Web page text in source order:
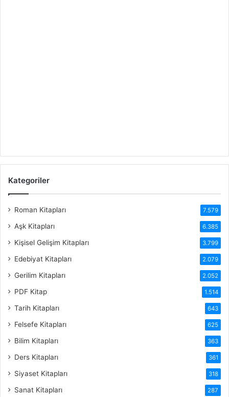
Kategoriler
Roman Kitapları 7.579
Aşk Kitapları 6.385
Kişisel Gelişim Kitapları 3.799
Edebiyat Kitapları 2.079
Gerilim Kitapları 2.052
PDF Kitap 1.514
Tarih Kitapları 643
Felsefe Kitapları 625
Bilim Kitapları 363
Ders Kitapları 361
Siyaset Kitapları 318
Sanat Kitapları 287